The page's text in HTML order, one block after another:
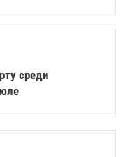
среди